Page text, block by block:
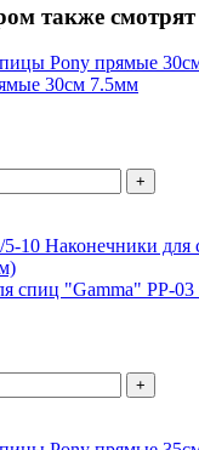
также смотрят
30см 7.5мм
+
спиц "Gamma" PP-
+